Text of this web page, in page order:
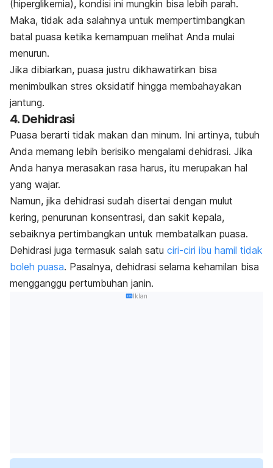
(hiperglikemia), kondisi ini mungkin bisa lebih parah.
Maka, tidak ada salahnya untuk mempertimbangkan
batal puasa ketika kemampuan melihat Anda mulai
menurun.
Jika dibiarkan, puasa justru dikhawatirkan bisa
menimbulkan stres oksidatif hingga membahayakan
jantung.
4. Dehidrasi
Puasa berarti tidak makan dan minum. Ini artinya, tubuh
Anda memang lebih berisiko mengalami dehidrasi. Jika
Anda hanya merasakan rasa harus, itu merupakan hal
yang wajar.
Namun, jika dehidrasi sudah disertai dengan mulut
kering, penurunan konsentrasi, dan sakit kepala,
sebaiknya pertimbangkan untuk membatalkan puasa.
Dehidrasi juga termasuk salah satu ciri-ciri ibu hamil tidak
boleh puasa. Pasalnya, dehidrasi selama kehamilan bisa
mengganggu pertumbuhan janin.
Iklan